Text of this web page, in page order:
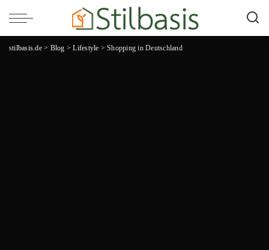
stilbasis.de> Blog >Lifestyle >Shopping in Deutschland